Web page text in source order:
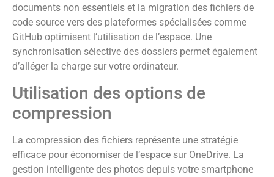
documents non essentiels et la migration des fichiers de
code source vers des plateformes spécialisées comme
GitHub optimisent l’utilisation de l’espace. Une
synchronisation sélective des dossiers permet également
d’alléger la charge sur votre ordinateur.
Utilisation des options de
compression
La compression des fichiers représente une stratégie
efficace pour économiser de l’espace sur OneDrive. La
gestion intelligente des photos depuis votre smartphone